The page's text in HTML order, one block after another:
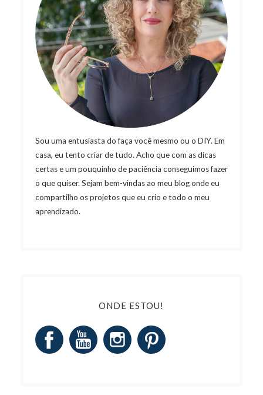
Sou uma entusiasta do faça você mesmo ou o DIY. Em
casa, eu tento criar de tudo. Acho que com as dicas
certas e um pouquinho de paciência conseguimos fazer
o que quiser. Sejam bem-vindas ao meu blog onde eu
compartilho os projetos que eu crio e todo o meu
aprendizado.
ONDE ESTOU!